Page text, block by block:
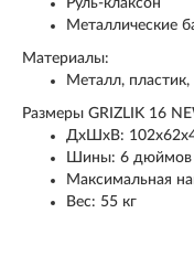
Руль-клаксон
Металлические
Материалы:
Металл, пластик,
Размеры GRIZLIK 16
ДхШхВ:
Шины: 6 дюймов
Максимальная
Вес: 55 кг